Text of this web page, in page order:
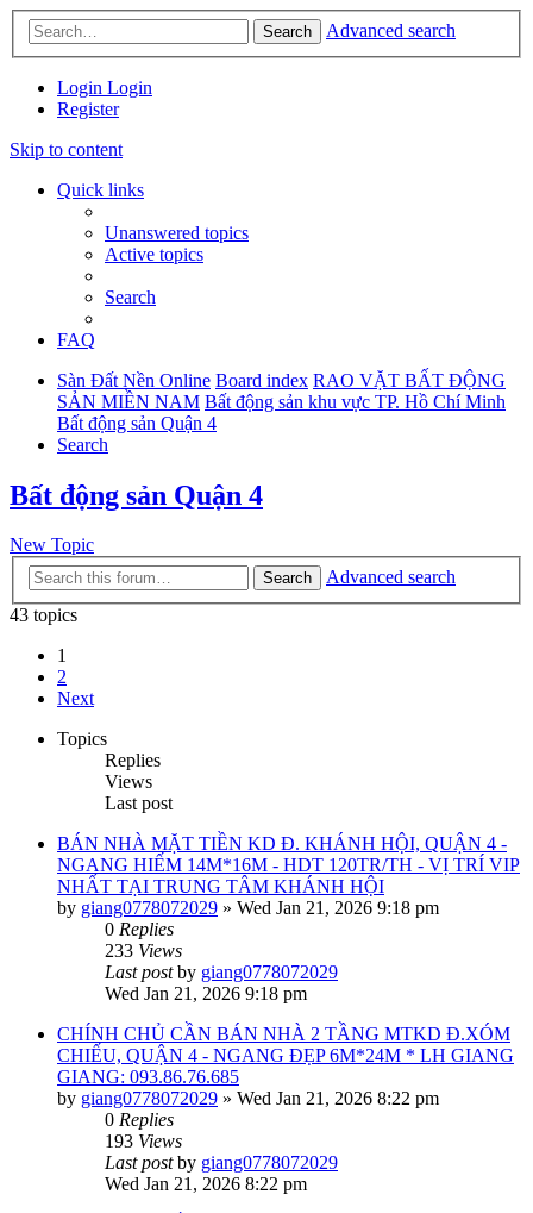
Search Advanced search
Login Login
Register
Skip to content
Quick links
Unanswered topics
Active topics
Search
FAQ
Sàn Đất Nền Online Board index RAO VẶT BẤT ĐỘNG
SẢN MIỀN NAM Bất động sản khu vực TP. Hồ Chí Minh
Bất động sản Quận 4
Search
Bất động sản Quận 4
New Topic
Search
Advanced search
43 topics
1
2
Next
Topics
Replies
Views
Last post
BÁN NHÀ MẶT TIỀN KD Đ. KHÁNH HỘI, QUẬN 4 -
NGANG HIẾM 14M*16M - HDT 120TR/TH - VỊ TRÍ VIP
NHẤT TẠI TRUNG TÂM KHÁNH HỘI
by giang0778072029 » Wed Jan 21, 2026 9:18 pm
0 Replies
233 Views
Last postby giang0778072029
Wed Jan 21, 2026 9:18 pm
CHÍNH CHỦ CẦN BÁN NHÀ 2 TẦNG MTKD Đ.XÓM
CHIẾU, QUẬN 4 - NGANG ĐẸP 6M*24M * LH GIANG
GIANG: 093.86.76.685
by giang0778072029 » Wed Jan 21, 2026 8:22 pm
0 Replies
193 Views
Last postby giang0778072029
Wed Jan 21, 2026 8:22 pm